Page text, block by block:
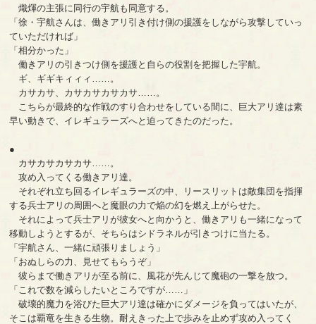
熾煇の主張に同行の宇航も同意する。
「徐・宇航さんは、働きアリ引き付け側の援護をしながら攻撃していっ
ていただければ」
「相分かった」
働きアリの引きつけ側を援護と自らの役割を把握した宇航。
ギ、ギギキィィィ……。
カサカサ、カサカサカサカサ……。
こちらが最終的な作戦のすり合わせをしている間に、巨大アリ達は素
早い動きで、イレギュラーズへと迫ってきたのだった。
●
カサカサカサカサ……。
攻め入ってくる働きアリ達。
それぞれ立ち回るイレギュラーズの中、リースリットは敵集団を指揮
する兵士アリの周囲へと魔眼の力で焔の幻を燃え上がらせた。
それによって兵士アリが彼女へと向かうと、働きアリも一緒になって
移動しようとするが、そちらはシドラネルが引きつけに当たる。
「宇航さん、一緒に頑張りましょう」
「おぬしらの力、見せてもらうぞ」
彼らまで働きアリが至る前に、風花が先んじて魔砲の一撃を放つ。
「これで数を減らしたいところですが……」
破壊的魔力を浴びた巨大アリ達は確かにダメージを負ってはいたが、
そこは覇竜を生きる生物。耐えきった上で歩みを止めず攻め入ってく